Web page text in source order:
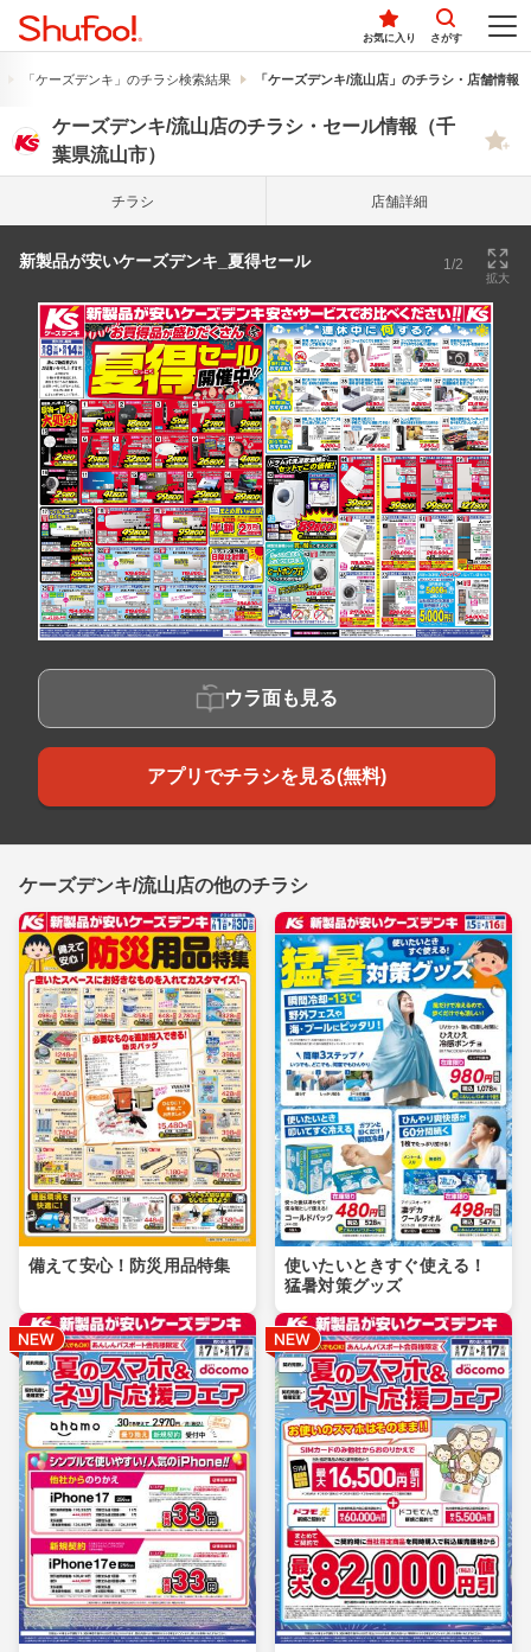
お気に入り さがす
「ケーズデンキ」のチラシ検索結果 「ケーズデンキ/流山店」のチラシ・店舗情報
ケーズデンキ/流山店のチラシ・セール情報（千
葉県流山市）
チラシ 店舗詳細
新製品が安いケーズデンキ_夏得セール 1/2
拡大
ウラ面も見る
アプリでチラシを見る(無料)
ケーズデンキ/流山店の他のチラシ
備えて安心！防災用品特集
使いたいときすぐ使える！
猛暑対策グッズ